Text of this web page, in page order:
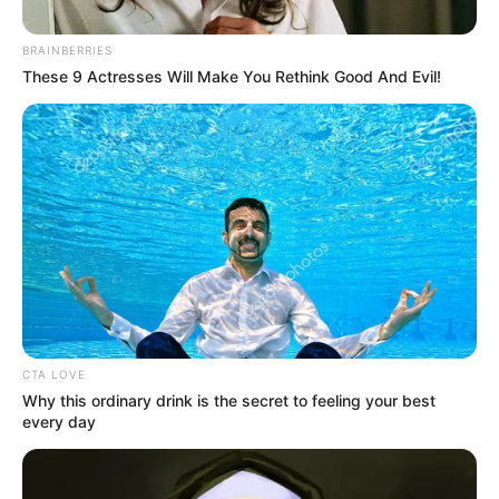
Composición La Caribeña Día | Magnific -
www.magnific.com
La Caribeña Día - Domingo 17 de mayo
Por:Sophia Salamanca Gómez
Mayo 17, 2026
BRAINBERRIES
These 9 Actresses Will Make You Rethink Good And Evil!
CTA LOVE
Why this ordinary drink is the secret to feeling your best
every day